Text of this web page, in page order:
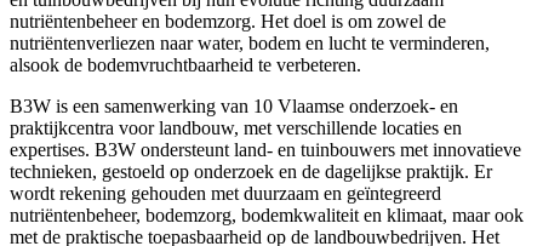
nutriëntenbeheer en bodemzorg. Het doel is om zowel de
nutriëntenverliezen naar water, bodem en lucht te verminderen,
alsook de bodemvruchtbaarheid te verbeteren.
B3W is een samenwerking van 10 Vlaamse onderzoek- en
praktijkcentra voor landbouw, met verschillende locaties en
expertises. B3W ondersteunt land- en tuinbouwers met innovatieve
technieken, gestoeld op onderzoek en de dagelijkse praktijk. Er
wordt rekening gehouden met duurzaam en geïntegreerd
nutriëntenbeheer, bodemzorg, bodemkwaliteit en klimaat, maar ook
met de praktische toepasbaarheid op de landbouwbedrijven. Het